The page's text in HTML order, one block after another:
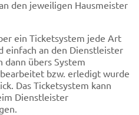
den jeweiligen Hausmeister
ein Ticketsystem jede Art
einfach an den Dienstleister
übers System
bzw. erledigt wurde
Das Ticketsystem kann
Dienstleister